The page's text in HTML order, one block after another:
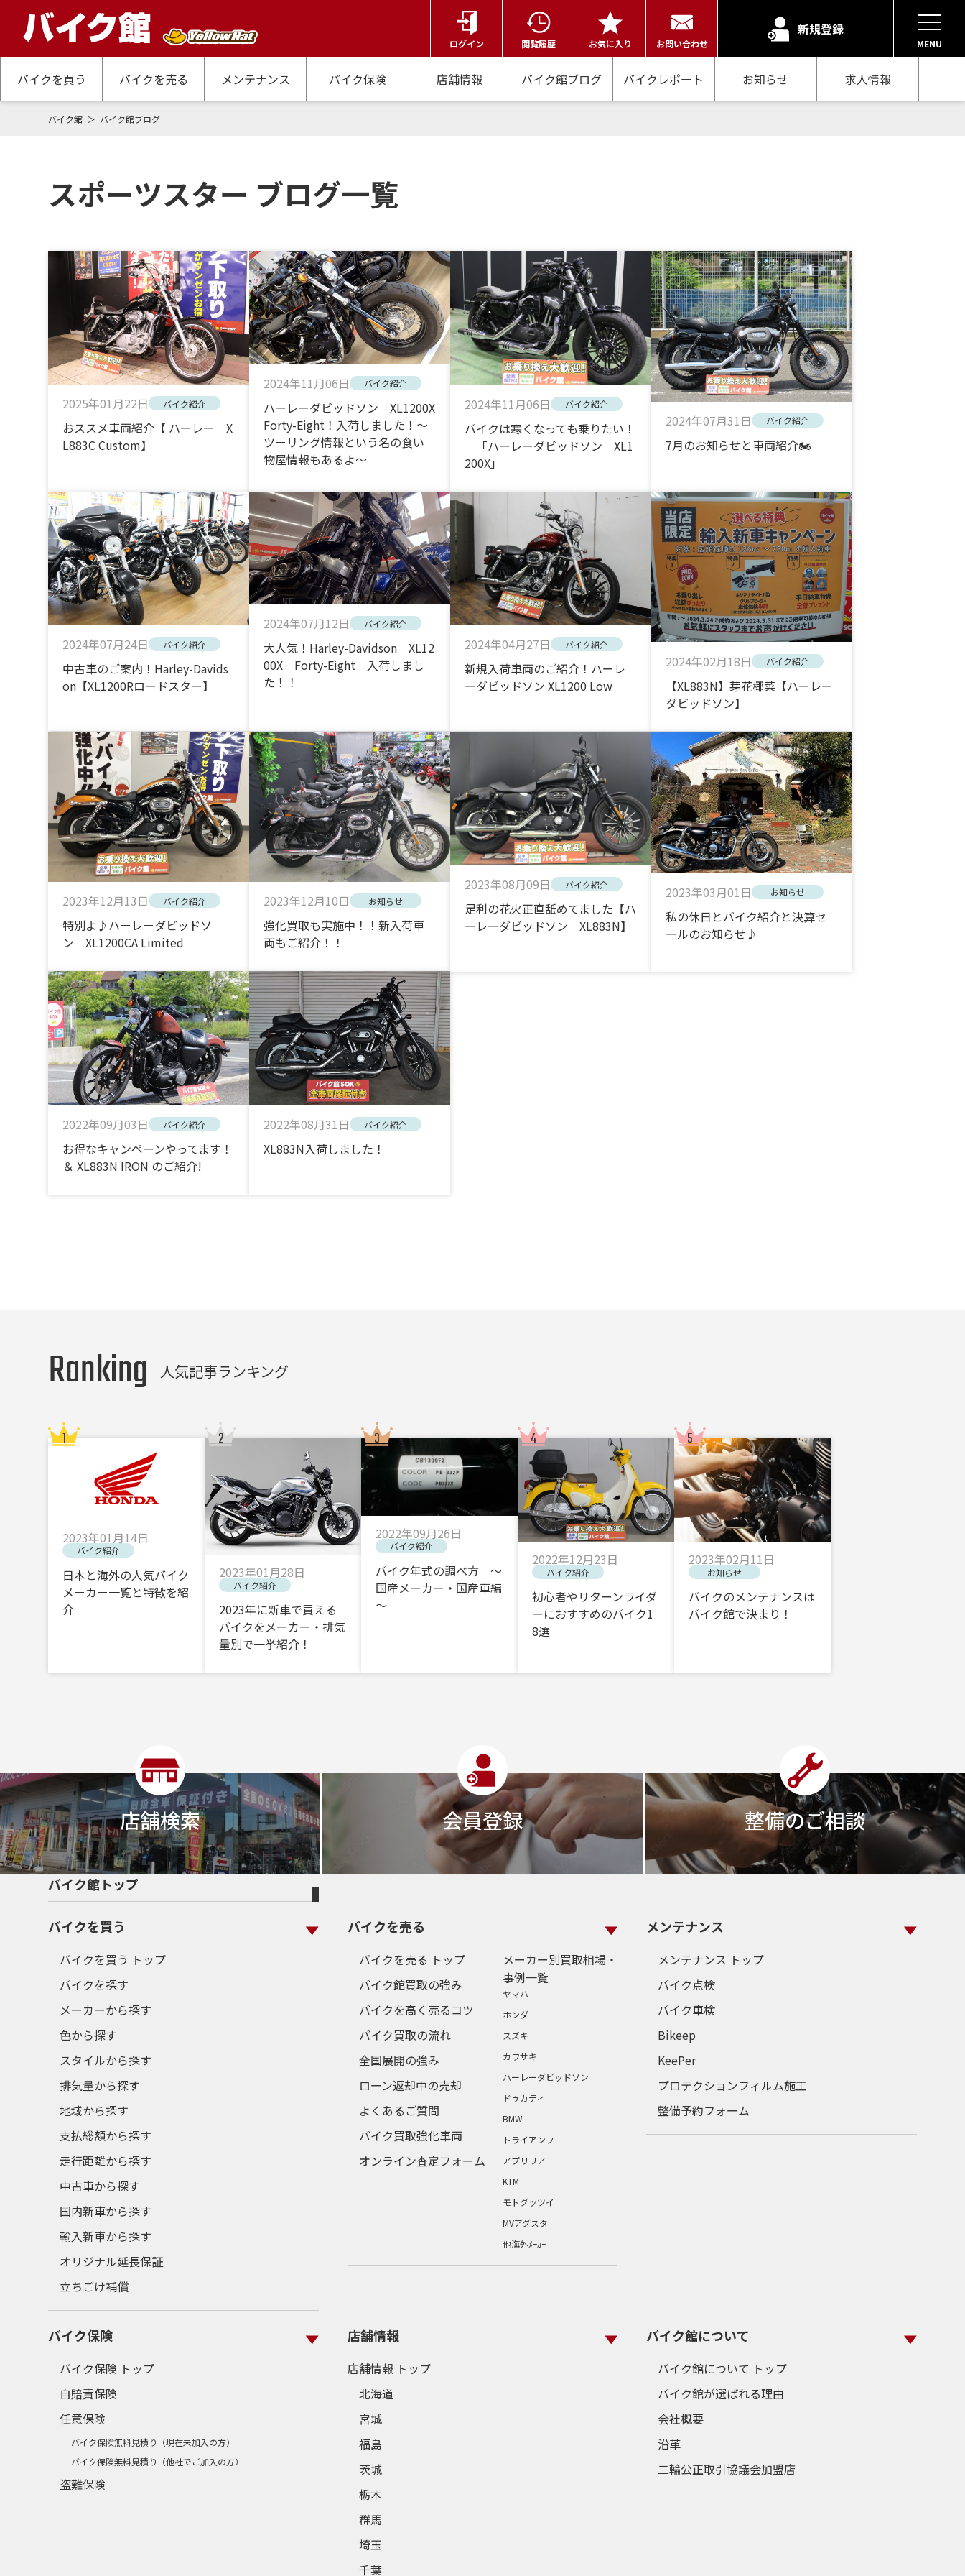
ログイン 閲覧履歴 お気に入り お問い合わせ
新規登録
MENU
バイクを買う バイクを売る メンテナンス バイク保険 店舗情報 バイク館ブログ バイクレポート お知らせ 求人情報
バイク館 バイク館ブログ
スポーツスター ブログ一覧
2025年01月22日 バイク紹介
おススメ車両紹介【 ハーレー X
L883C Custom】
2024年11月06日 バイク紹介
ハーレーダビッドソン XL1200X
Forty-Eight！入荷しました！～
ツーリング情報という名の食い
物屋情報もあるよ～
2024年11月06日 バイク紹介
バイクは寒くなっても乗りたい！
「ハーレーダビッドソン XL1
200X」
2024年07月31日 バイク紹介
7月のお知らせと車両紹介🏍
2024年07月24日 バイク紹介
中古車のご案内！Harley-Davids
on【XL1200Rロードスター】
2024年07月12日 バイク紹介
大人気！Harley-Davidson XL12
00X Forty-Eight 入荷しまし
た！！
2024年04月27日 バイク紹介
新規入荷車両のご紹介！ハーレ
ーダビッドソン XL1200 Low
2024年02月18日 バイク紹介
【XL883N】芽花椰菜【ハーレー
ダビッドソン】
2023年12月13日 バイク紹介
特別よ♪ハーレーダビッドソ
ン XL1200CA Limited
2023年12月10日 お知らせ
強化買取も実施中！！新入荷車
両もご紹介！！
2023年08月09日 バイク紹介
足利の花火正直舐めてました【ハ
ーレーダビッドソン XL883N】
2023年03月01日 お知らせ
私の休日とバイク紹介と決算セ
ールのお知らせ♪
2022年09月03日 バイク紹介
お得なキャンペーンやってます！
＆ XL883N IRON のご紹介!
2022年08月31日 バイク紹介
XL883N入荷しました！
Ranking 人気記事ランキング
2023年01月14日
バイク紹介
日本と海外の人気バイク
メーカー一覧と特徴を紹
介
2023年01月28日
バイク紹介
2023年に新車で買える
バイクをメーカー・排気
量別で一挙紹介！
2022年09月26日
バイク紹介
バイク年式の調べ方 ～
国産メーカー・国産車編
～
2022年12月23日
バイク紹介
初心者やリターンライダ
ーにおすすめのバイク1
8選
2023年02月11日
お知らせ
バイクのメンテナンスは
バイク館で決まり！
店舗検索 会員登録 整備のご相談
バイク館トップ
バイクを買う
バイクを買う トップ
バイクを探す
メーカーから探す
色から探す
スタイルから探す
排気量から探す
地域から探す
支払総額から探す
走行距離から探す
中古車から探す
国内新車から探す
輸入新車から探す
オリジナル延長保証
立ちごけ補償
バイクを売る
バイクを売る トップ
バイク館買取の強み
バイクを高く売るコツ
バイク買取の流れ
全国展開の強み
ローン返却中の売却
よくあるご質問
バイク買取強化車両
オンライン査定フォーム
メーカー別買取相場・
事例一覧
ヤマハ
ホンダ
スズキ
カワサキ
ハーレーダビッドソン
ドゥカティ
BMW
トライアンフ
アプリリア
KTM
モトグッツイ
MVアグスタ
他海外ﾒｰｶｰ
メンテナンス
メンテナンス トップ
バイク点検
バイク車検
Bikeep
KeePer
プロテクションフィルム施工
整備予約フォーム
バイク保険
バイク保険 トップ
自賠責保険
任意保険
バイク保険無料見積り（現在未加入の方）
バイク保険無料見積り（他社でご加入の方）
盗難保険
店舗情報
店舗情報 トップ
北海道
宮城
福島
茨城
栃木
群馬
埼玉
千葉
バイク館について
バイク館について トップ
バイク館が選ばれる理由
会社概要
沿革
二輪公正取引協議会加盟店